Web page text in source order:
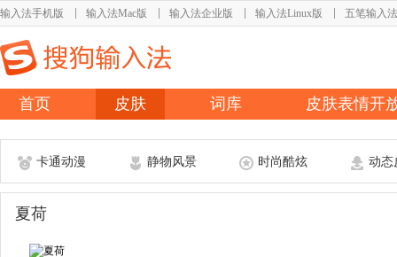
输入法手机版 输入法Mac版 输入法企业版 输入法Linux版 五笔输入法
首页 皮肤 词库 皮肤表情开
卡通动漫 静物风景 时尚酷炫 动态
夏荷